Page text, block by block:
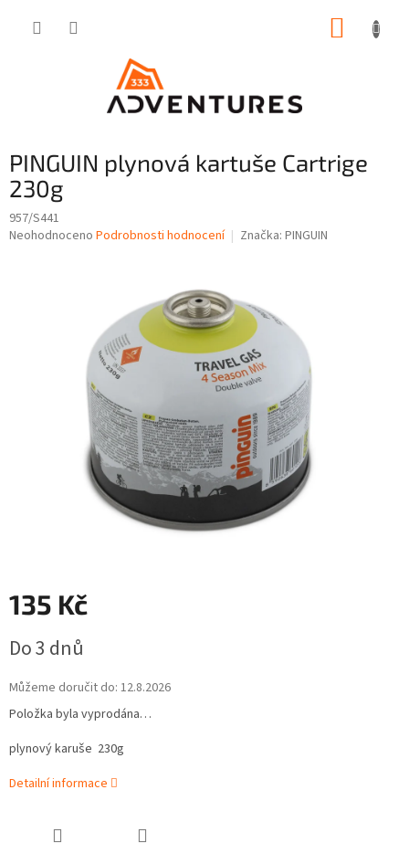
PINGUIN plynová kartuše Cartrige
230g
957/S441
Průměrné
Neohodnoceno Podrobnosti hodnocení Značka: PINGUIN
135 Kč
cena:
Do 3 dnů
Můžeme doručit do: 12.8.2026
Položka byla vyprodána…
plynový karuše 230g
Detailní informace